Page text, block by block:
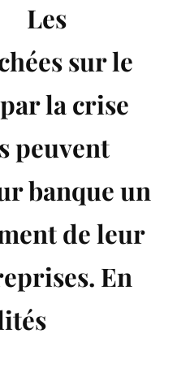
Les
sur le
la crise
peuvent
banque un
de leur
En